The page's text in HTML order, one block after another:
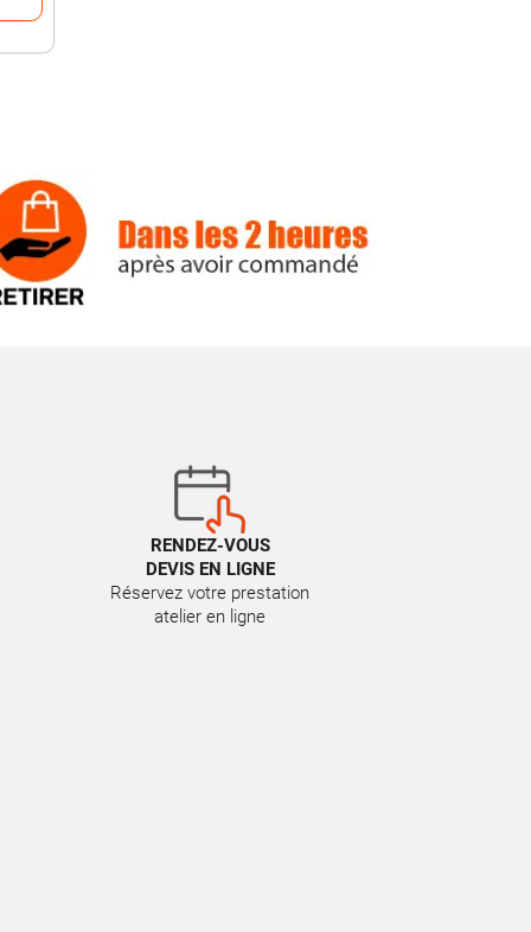
RENDEZ-VOUS
DEVIS EN LIGNE
Réservez votre prestation
atelier en ligne